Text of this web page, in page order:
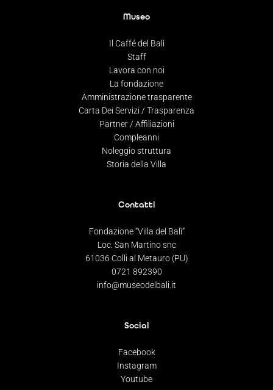
Museo
Il Caffé del Balì
Staff
Lavora con noi
La fondazione
Amministrazione trasparente
Carta Dei Servizi / Trasparenza
Partner / Affiliazioni
Compleanni
Noleggio struttura
Storia della Villa
Contatti
Fondazione “Villa del Balì”
Loc. San Martino snc
61036 Colli al Metauro (PU)
0721 892390
info@museodelbali.it
Social
Facebook
Instagram
Youtube